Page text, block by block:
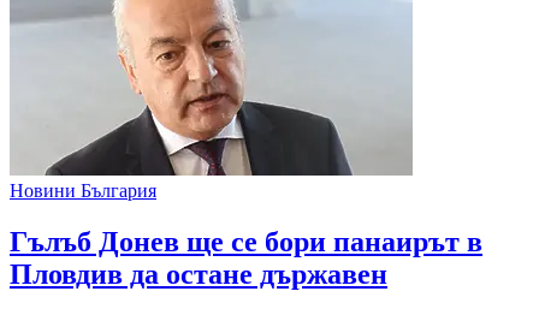
Новини България
Гълъб Донев ще се бори панаирът в
Пловдив да остане държавен